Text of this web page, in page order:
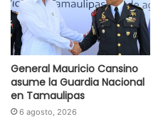
General Mauricio Cansino
asume la Guardia Nacional
en Tamaulipas
6 agosto, 2026